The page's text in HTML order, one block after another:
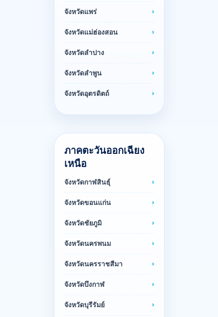
จังหวัดแพร่
จังหวัดแม่ฮ่องสอน
จังหวัดลำปาง
จังหวัดลำพูน
จังหวัดอุตรดิตถ์
ภาคตะวันออกเฉียง
เหนือ
จังหวัดกาฬสินธุ์
จังหวัดขอนแก่น
จังหวัดชัยภูมิ
จังหวัดนครพนม
จังหวัดนครราชสีมา
จังหวัดบึงกาฬ
จังหวัดบุรีรัมย์